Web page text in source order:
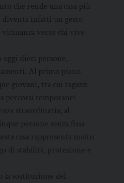
che rende una casa più
diventa infatti un gesto
verso chi vive
dieci persone,
Al primo piano
giovani, tra cui ragazzi
percorsi temporanei
straordinaria; al
persone senza fissa
casa rappresenta molto
di stabilità, protezione e
la sostituzione del